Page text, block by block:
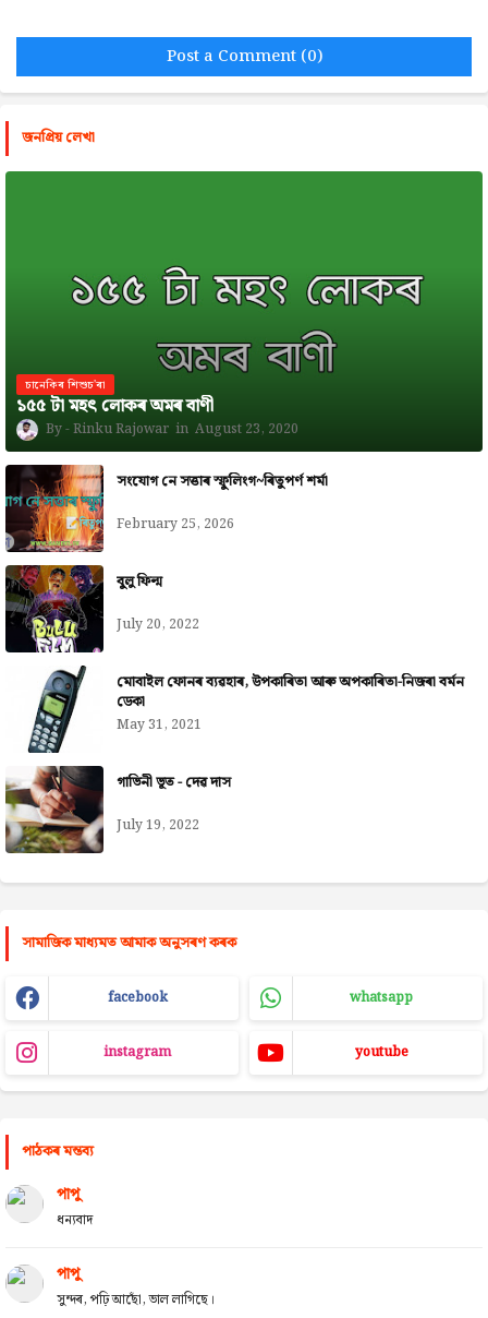
Post a Comment (0)
জনপ্রিয় লেখা
চানেকিৰ শিশুচ'ৰা
১৫৫ টা মহৎ লোকৰ অমৰ বাণী
Rinku Rajowar August 23, 2020
সংযোগ নে সত্তাৰ স্ফুলিংগ~ৰিতুপৰ্ণ শৰ্মা
February 25, 2026
বুলু ফিল্ম
July 20, 2022
মোবাইল ফোনৰ ব্যৱহাৰ, উপকাৰিতা আৰু অপকাৰিতা-নিজৰা বৰ্মন
ডেকা
May 31, 2021
গাভিনী ভূত - দেৱ দাস
July 19, 2022
সামাজিক মাধ্যমত আমাক অনুসৰণ কৰক
facebook whatsapp
instagram youtube
পাঠকৰ মন্তব্য
পাপু
ধন্যবাদ
পাপু
সুন্দৰ, পঢ়ি আছোঁ, ভাল লাগিছে।